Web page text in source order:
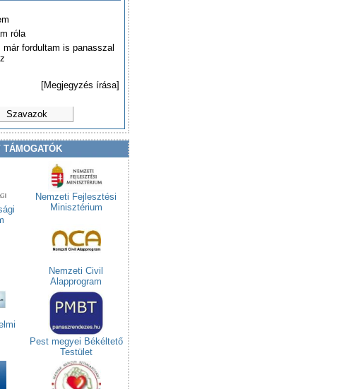
róla
már fordultam is panasszal
[Megjegyzés írása]
Szavazok
TÁMOGATÓK
Nemzeti Fejlesztési
Minisztérium
Nemzeti Civil
Alapprogram
Pest megyei Békéltető
Testület